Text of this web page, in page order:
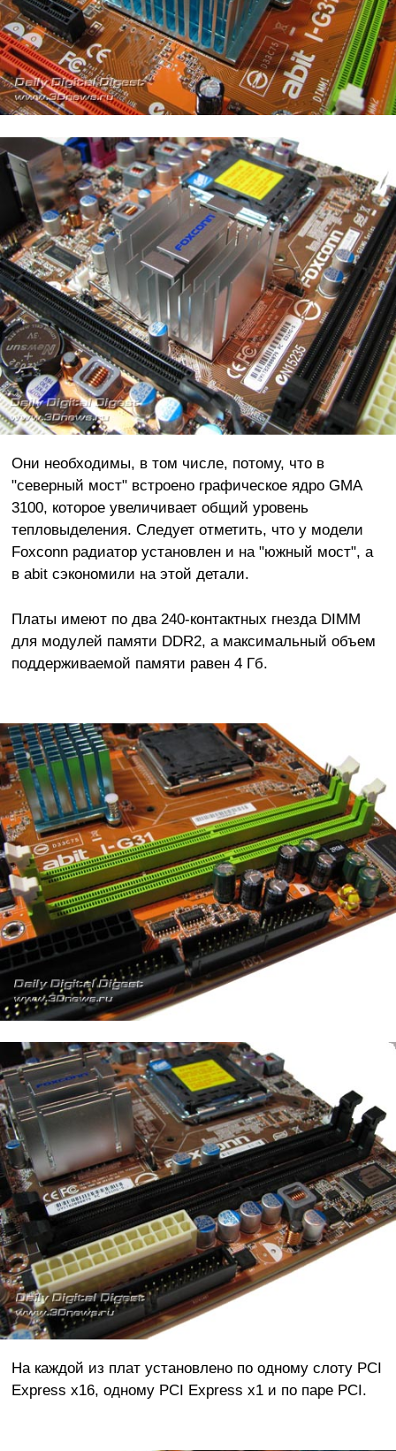
Они необходимы, в том числе, потому, что в
"северный мост" встроено графическое ядро GMA
3100, которое увеличивает общий уровень
тепловыделения. Следует отметить, что у модели
Foxconn радиатор установлен и на "южный мост", а
в abit сэкономили на этой детали.
Платы имеют по два 240-контактных гнезда DIMM
для модулей памяти DDR2, а максимальный объем
поддерживаемой памяти равен 4 Гб.
На каждой из плат установлено по одному слоту PCI
Express x16, одному PCI Express x1 и по паре PCI.